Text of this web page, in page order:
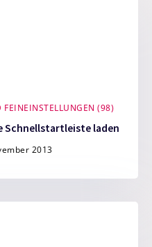
FEINEINSTELLUNGEN (98)
Schnellstartleiste laden
2013